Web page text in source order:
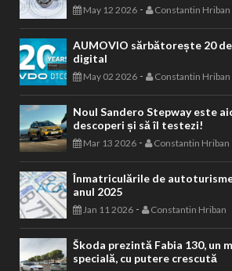
May 12 2026 - Constantin Hriban
AUMOVIO sărbătorește 20
digital
May 02 2026 - Constantin Hriban
Noul Sandero Stepway este
descoperi și să îl testezi!
Mar 13 2026 - Constantin Hriban
Înmatriculările de
anul 2025
Jan 11 2026 - Constantin Hriban
Škoda prezintă Fabia 130, un
specială, cu putere crescută